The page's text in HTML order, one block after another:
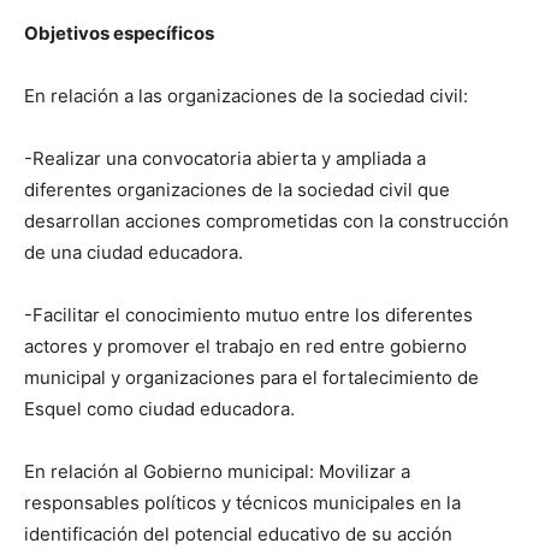
Objetivos específicos
En relación a las organizaciones de la sociedad civil:
-Realizar una convocatoria abierta y ampliada a
diferentes organizaciones de la sociedad civil que
desarrollan acciones comprometidas con la construcción
de una ciudad educadora.
-Facilitar el conocimiento mutuo entre los diferentes
actores y promover el trabajo en red entre gobierno
municipal y organizaciones para el fortalecimiento de
Esquel como ciudad educadora.
En relación al Gobierno municipal: Movilizar a
responsables políticos y técnicos municipales en la
identificación del potencial educativo de su acción